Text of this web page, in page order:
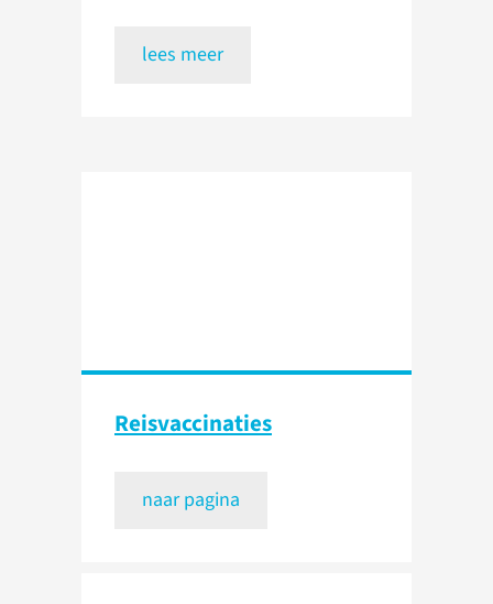
lees meer
Reisvaccinaties
naar pagina